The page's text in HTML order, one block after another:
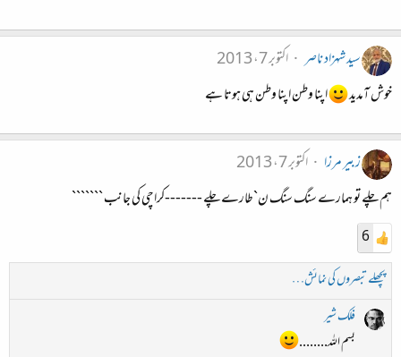
سید شہزاد ناصر
اکتوبر 7، 2013
خوش آمدید
اپنا وطن اپنا وطن ہی ہوتا ہے
زبیر مرزا
اکتوبر 7، 2013
ہم چلے تو ہمارے سنگ سنگ ن`طارے چلے -------کراچی کی جانب ```````
6
پچھلے تبصروں کی نمائش…
فلک شیر
بسم اللہ........